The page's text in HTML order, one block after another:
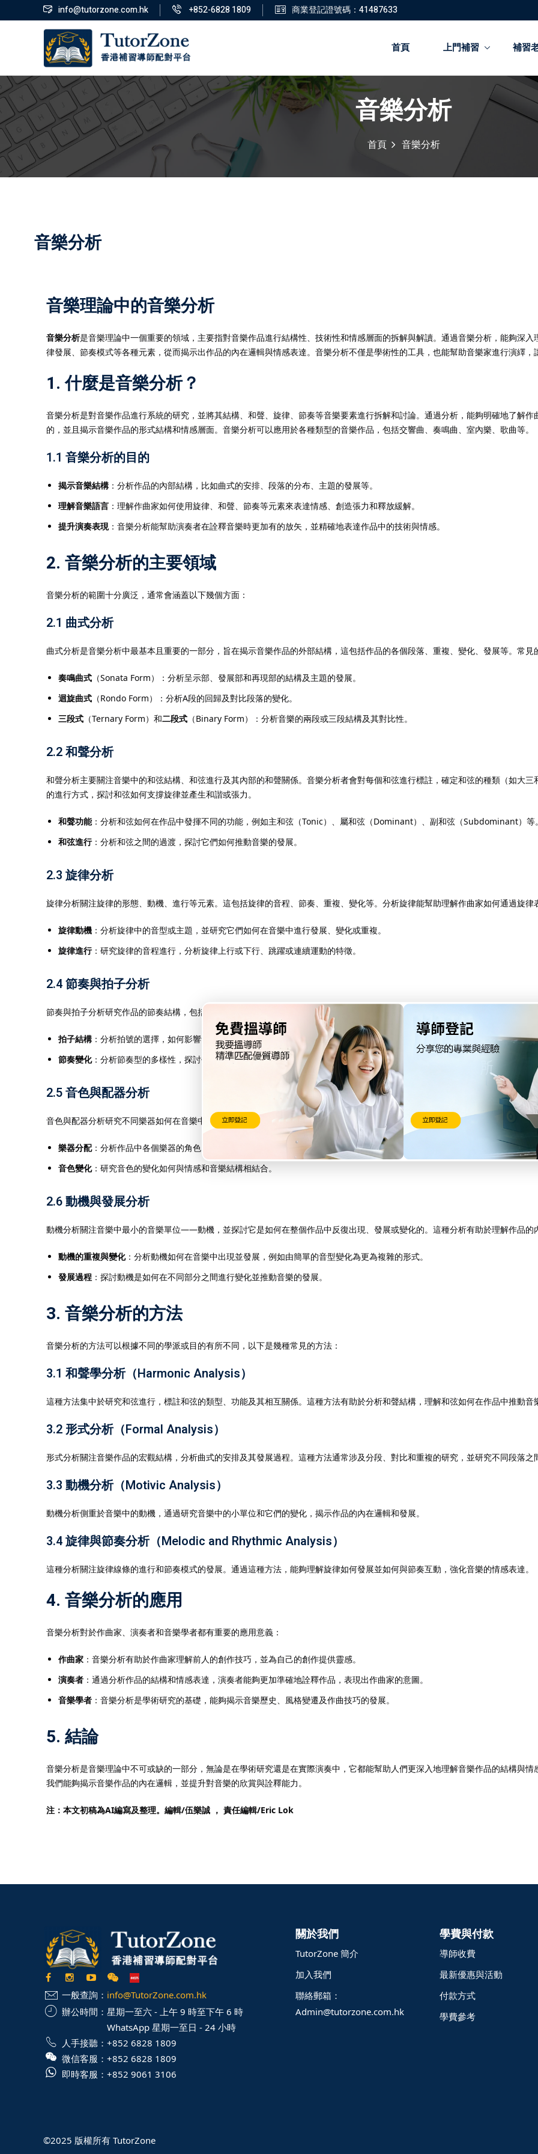
info@tutorzone.com.hk +852-6828 1809 商業登記證號碼：41487633
首頁 上門補習 補習
音樂分析
首頁 音樂分析
音樂分析
音樂理論中的音樂分析
音樂分析是音樂理論中一個重要的領域，主要指對音樂作品進行結構性、技術性和情感層面的拆解與解讀。通過音樂分析，能夠深
律發展、節奏模式等各種元素，從而揭示出作品的內在邏輯與情感表達。音樂分析不僅是學術性的工具，也能幫助音樂家進行演繹，
1. 什麼是音樂分析？
音樂分析是對音樂作品進行系統的研究，並將其結構、和聲、旋律、節奏等音樂要素進行拆解和討論。通過分析，能夠明確地了解
的，並且揭示音樂作品的形式結構和情感層面。音樂分析可以應用於各種類型的音樂作品，包括交響曲、奏鳴曲、室內樂、歌曲等。
1.1 音樂分析的目的
揭示音樂結構：分析作品的內部結構，比如曲式的安排、段落的分布、主題的發展等。
理解音樂語言 ：理解作曲家如何使用旋律、和聲、節奏等元素來表達情感、創造張力和釋放緩解。
提升演奏表現：音樂分析能幫助演奏者在詮釋音樂時更加有的放矢，並精確地表達作品中的技術與情感。
2. 音樂分析的主要領域
音樂分析的範圍十分廣泛，通常會涵蓋以下幾個方面：
2.1 曲式分析
曲式分析是音樂分析中最基本且重要的一部分，旨在揭示音樂作品的外部結構，這包括作品的各個段落、重複、變化、發展等。常見
奏鳴曲式 （Sonata Form）：分析呈示部、發展部和再現部的結構及主題的發展。
迴旋曲式 （Rondo Form）：分析A段的回歸及對比段落的變化。
三段式 （Ternary Form）和二段式 （Binary Form）：分析音樂的兩段或三段結構及其對比性。
2.2 和聲分析
和聲分析主要關注音樂中的和弦結構、和弦進行及其內部的和聲關係。音樂分析者會對每個和弦進行標註，確定和弦的種類（如大
的進行方式，探討和弦如何支撐旋律並產生和諧或張力。
和聲功能：分析和弦如何在作品中發揮不同的功能，例如主和弦（Tonic）、屬和弦（Dominant）、副和弦（Subdominant）等。
和弦進行：分析和弦之間的過渡，探討它們如何推動音樂的發展。
2.3 旋律分析
旋律分析關注旋律的形態、動機、進行等元素。這包括旋律的音程、節奏、重複、變化等。分析旋律能幫助理解作曲家如何通過旋律
旋律動機 ：分析旋律中的音型或主題，並研究它們如何在音樂中進行發展、變化或重複。
旋律進行：研究旋律的音程進行，分析旋律上行或下行、跳躍或連續運動的特徵。
2.4 節奏與拍子分析
節奏與拍子分析研究作品的節奏結構，包括拍子的使用、節奏型的重複與變化、以及節奏對音樂流動性和情感的影響。分析者會關注
拍子結構：分析拍號的選擇，如何影響音樂的節奏感。
節奏變化：分析節奏型的多樣性，探討作曲家如何使用不同的節奏來創造對比或強化情感。
2.5 音色與配器分析
音色與配器分析研究不同樂器如何在音樂中發揮作用，如何通過不同的音色來加強音樂的表達。例如，管弦樂作品中的不同樂器如何
樂器分配：分析作品中各個樂器的角色、分工和音色特徵。
音色變化：研究音色的變化如何與情感和音樂結構相結合。
2.6 動機與發展分析
動機分析關注音樂中最小的音樂單位——動機，並探討它是如何在整個作品中反復出現、發展或變化的。這種分析有助於理解作品的
動機的重複與變化：分析動機如何在音樂中出現並發展，例如由簡單的音型變化為更為複雜的形式。
發展過程 ：探討動機是如何在不同部分之間進行變化並推動音樂的發展。
3. 音樂分析的方法
音樂分析的方法可以根據不同的學派或目的有所不同，以下是幾種常見的方法：
3.1 和聲學分析（Harmonic Analysis）
這種方法集中於研究和弦進行，標註和弦的類型、功能及其相互關係。這種方法有助於分析和聲結構，理解和弦如何在作品中推動音
3.2 形式分析（Formal Analysis）
形式分析關注音樂作品的宏觀結構，分析曲式的安排及其發展過程。這種方法通常涉及分段、對比和重複的研究，並研究不同段落之
3.3 動機分析（Motivic Analysis）
動機分析側重於音樂中的動機，通過研究音樂中的小單位和它們的變化，揭示作品的內在邏輯和發展。
3.4 旋律與節奏分析（Melodic and Rhythmic Analysis）
這種分析關注旋律線條的進行和節奏模式的發展。通過這種方法，能夠理解旋律如何發展並如何與節奏互動，強化音樂的情感表達。
4. 音樂分析的應用
音樂分析對於作曲家、演奏者和音樂學者都有重要的應用意義：
作曲家 ：音樂分析有助於作曲家理解前人的創作技巧，並為自己的創作提供靈感。
演奏者 ：通過分析作品的結構和情感表達，演奏者能夠更加準確地詮釋作品，表現出作曲家的意圖。
音樂學者 ：音樂分析是學術研究的基礎，能夠揭示音樂歷史、風格變遷及作曲技巧的發展。
5. 結論
音樂分析是音樂理論中不可或缺的一部分，無論是在學術研究還是在實際演奏中，它都能幫助人們更深入地理解音樂作品的結構與
我們能夠揭示音樂作品的內在邏輯，並提升對音樂的欣賞與詮釋能力。
注：本文初稿為AI編寫及整理。編輯/伍樂誠 ， 責任編輯/Eric Lok
一般查詢： info@TutorZone.com.hk
辦公時間： 星期一至六 - 上午 9 時至下午 6 時
WhatsApp 星期一至日 - 24 小時
人手接聽： +852 6828 1809
微信客服： +852 6828 1809
即時客服： +852 9061 3106
關於我們
TutorZone 簡介
加入我們
聯絡郵箱：
Admin@tutorzone.com.hk
學費與付款
導師收費
最新優惠與活動
付款方式
學費參考
©2025 版權所有 TutorZone
登錄 註冊
登錄
您還沒有帳號?註冊